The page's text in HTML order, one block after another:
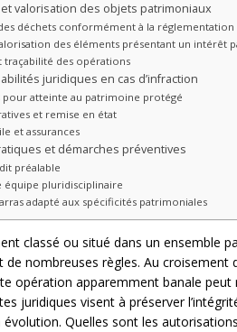
valorisation des objets patrimoniaux
déchets conformément à la réglementation
des éléments présentant un intérêt
traçabilité des opérations
juridiques en cas d’infraction
pour atteinte au patrimoine protégé
et remise en état
et assurances
et démarches préventives
préalable
équipe pluridisciplinaire
adapté aux spécificités patrimoniales
classé ou situé dans un ensemble
de nombreuses règles. Au croisement
opération apparemment banale
juridiques visent à préserver
Quelles sont les